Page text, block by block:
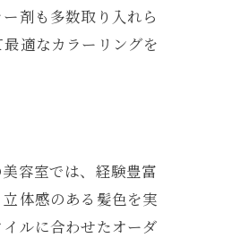
剤も多数取り入れら
適なカラーリングを
容室では、経験豊富
体感のある髪色を実
ルに合わせたオーダ